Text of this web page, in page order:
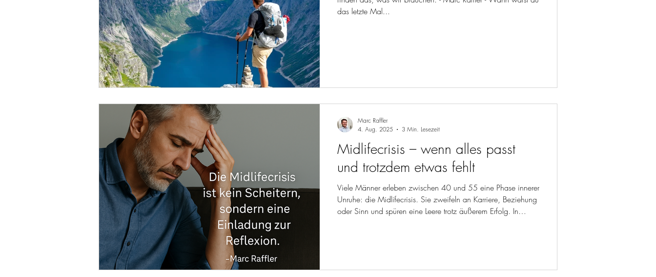
das letzte Mal...
Midlifecrisis – wenn alles passt
und trotzdem etwas fehlt
Viele Männer erleben zwischen 40 und 55 eine Phase innerer
Unruhe: die Midlifecrisis. Sie zweifeln an Karriere, Beziehung
oder Sinn und spüren eine Leere trotz äußerem Erfolg. In
Marc Raffler
4. Aug. 2025
3 Min. Lesezeit